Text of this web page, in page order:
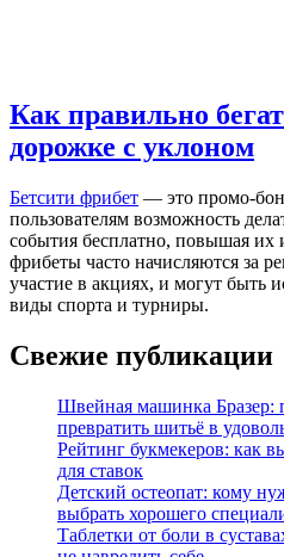
Как правильно
дорожке с уклоном
Бетсити фрибет — это промо-
пользователям возможность
события бесплатно, повышая их
фрибеты часто начисляются за
участие в акциях, и могут быть
виды спорта и турниры.
Свежие публикации
Швейная машинка Бразер:
превратить шитьё в
Рейтинг букмекеров: как
для ставок
Детский остеопат: кому
выбрать хорошего
Таблетки от боли в